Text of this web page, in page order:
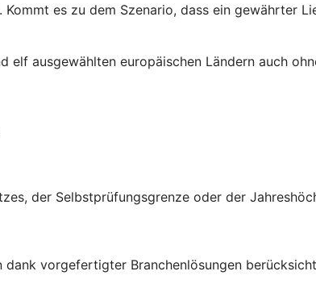
es zu dem Szenario, dass ein gewährter
ausgewählten europäischen Ländern auch
der Selbstprüfungsgrenze oder der
vorgefertigter Branchenlösungen